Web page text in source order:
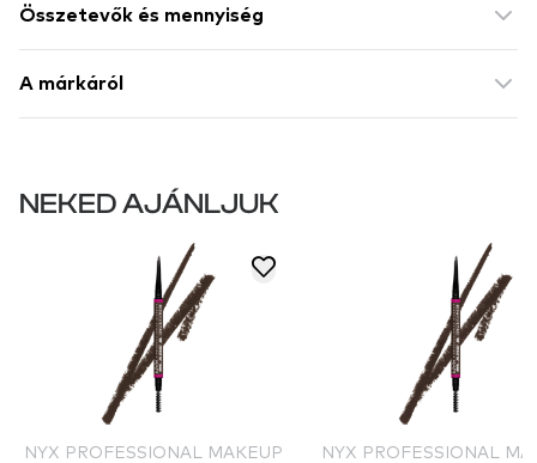
Összetevők és mennyiség
A márkáról
NEKED AJÁNLJUK
NYX PROFESSIONAL MAKEUP NYX PROFESSIONAL